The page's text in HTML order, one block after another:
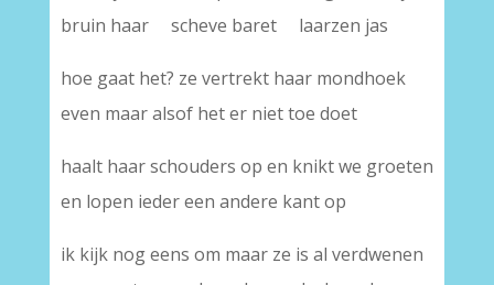
bruin haar scheve baret laarzen jas
hoe gaat het? ze vertrekt haar mondhoek
even maar alsof het er niet toe doet
haalt haar schouders op en knikt we groeten
en lopen ieder een andere kant op
ik kijk nog eens om maar ze is al verdwenen